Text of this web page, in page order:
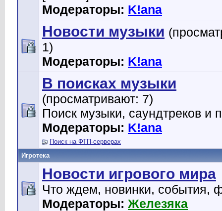
Модераторы: K!ana
Новости музыки
1)
Модераторы: K!ana
В поисках музыки
(просматривают: 7)
Поиск музыки, саундтреков и
Модераторы: K!ana
Поиск на ФТП-серверах
Игротека
Новости игрового мира
Что ждем, новинки, события,
Модераторы: Железяка